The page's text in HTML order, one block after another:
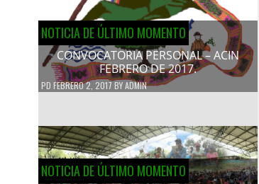
NOTICIA DE ÚLTIMO MOMENTO
CONVOCATORIA PERSONAL – ACIN
FEBRERO DE 2017.
PD FEBRERO 2, 2017BYADMIN
NOTICIA DE ÚLTIMO MOMENTO